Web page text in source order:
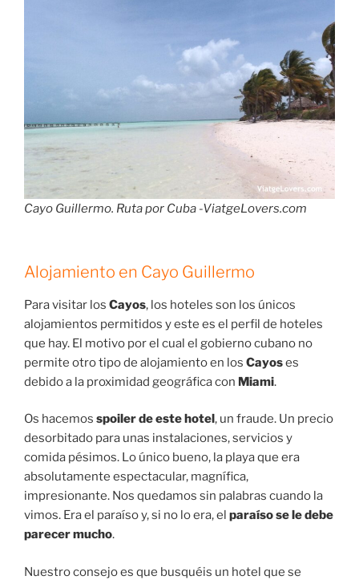
Cayo Guillermo. Ruta por Cuba -ViatgeLovers.com
Alojamiento en Cayo Guillermo
Para visitar los Cayos, los hoteles son los únicos
alojamientos permitidos y este es el perfil de hoteles
que hay. El motivo por el cual el gobierno cubano no
permite otro tipo de alojamiento en los Cayoses
debido a la proximidad geográfica con Miami.
Os hacemos spoiler de este hotel , un fraude. Un precio
desorbitado para unas instalaciones, servicios y
comida pésimos. Lo único bueno, la playa que era
absolutamente espectacular, magnífica,
impresionante. Nos quedamos sin palabras cuando la
vimos. Era el paraíso y, si no lo era, el paraíso se le debe
parecer mucho.
Nuestro consejo es que busquéis un hotel que se